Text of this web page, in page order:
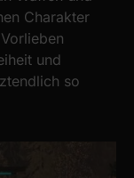
Charakter
und
so